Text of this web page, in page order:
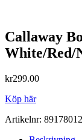
Callaway
White/Red/
kr299.00
Köp här
Artikelnr: